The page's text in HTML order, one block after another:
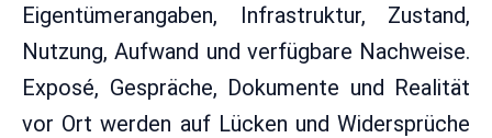
Eigentümerangaben, Infrastruktur, Zustand,
Nutzung, Aufwand und verfügbare Nachweise.
Exposé, Gespräche, Dokumente und Realität
vor Ort werden auf Lücken und Widersprüche